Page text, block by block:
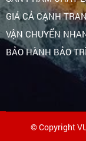
GIÁ CẢ CẠNH
VẬN CHUYỂN
BẢO HÀNH BẢO
© Copyright